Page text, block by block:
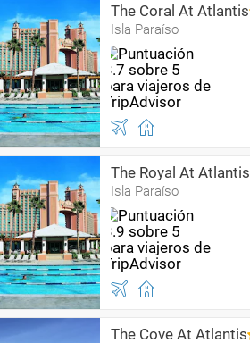
The Coral At Atlantis
Isla Paraíso
The Royal At Atlantis
Isla Paraíso
The Cove At Atlantis